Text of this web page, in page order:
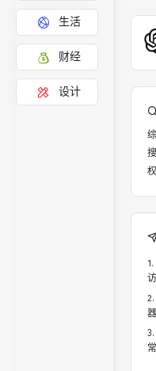
生活
财经
设计